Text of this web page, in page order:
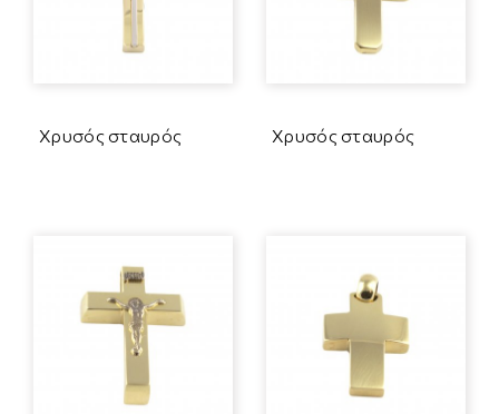
Χρυσός σταυρός Χρυσός σταυρός